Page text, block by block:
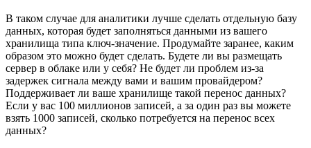
В таком случае для аналитики лучше сделать отдельную базу
данных, которая будет заполняться данными из вашего
хранилища типа ключ-значение. Продумайте заранее, каким
образом это можно будет сделать. Будете ли вы размещать
сервер в облаке или у себя? Не будет ли проблем из-за
задержек сигнала между вами и вашим провайдером?
Поддерживает ли ваше хранилище такой перенос данных?
Если у вас 100 миллионов записей, а за один раз вы можете
взять 1000 записей, сколько потребуется на перенос всех
данных?